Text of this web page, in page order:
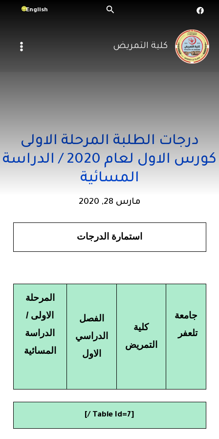
تخطي
المحتوى
البحث English
كلية التمريض
درجات الطلبة المرحلة الاولى
كورس الاول لعام 2020 / الدراسة
المسائية
مارس 28, 2020
استمارة الدرجات
جامعة
تلعفر
كلية
التمريض
الفصل
الدراسي
الاول
المرحلة
الاولى /
الدراسة
المسائية
[table Id=7 /]